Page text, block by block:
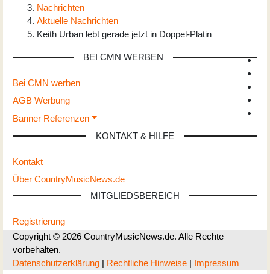
Nachrichten
Aktuelle Nachrichten
Keith Urban lebt gerade jetzt in Doppel-Platin
BEI CMN WERBEN
Bei CMN werben
AGB Werbung
Banner Referenzen
KONTAKT & HILFE
Kontakt
Über CountryMusicNews.de
MITGLIEDSBEREICH
Registrierung
Copyright © 2026 CountryMusicNews.de. Alle Rechte
vorbehalten.
Datenschutzerklärung | Rechtliche Hinweise | Impressum